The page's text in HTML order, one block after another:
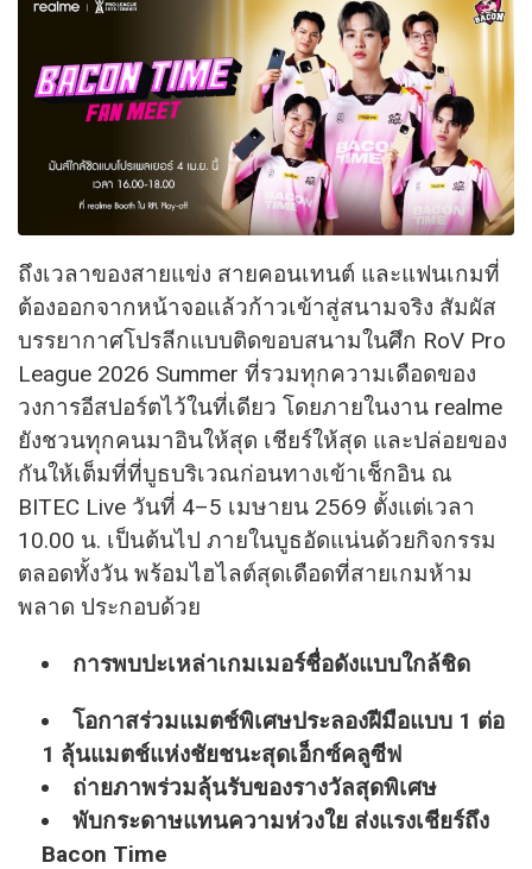
ถึงเวลาของสายแข่ง สายคอนเทนต์ และแฟนเกมที่
ต้องออกจากหน้าจอแล้วก้าวเข้าสู่สนามจริง สัมผัส
บรรยากาศโปรลีกแบบติดขอบสนามในศึก RoV Pro
League 2026 Summer ที่รวมทุกความเดือดของ
วงการอีสปอร์ตไว้ในที่เดียว โดยภายในงาน realme
ยังชวนทุกคนมาอินให้สุด เชียร์ให้สุด และปล่อยของ
กันให้เต็มที่ที่บูธบริเวณก่อนทางเข้าเช็กอิน ณ
BITEC Live วันที่ 4–5 เมษายน 2569 ตั้งแต่เวลา
10.00 น. เป็นต้นไป ภายในบูธอัดแน่นด้วยกิจกรรม
ตลอดทั้งวัน พร้อมไฮไลต์สุดเดือดที่สายเกมห้าม
พลาด ประกอบด้วย
การพบปะเหล่าเกมเมอร์ชื่อดังแบบใกล้ชิด
โอกาสร่วมแมตช์พิเศษประลองฝีมือแบบ 1 ต่อ
1 ลุ้นแมตช์แห่งชัยชนะสุดเอ็กซ์คลูซีฟ
ถ่ายภาพร่วมลุ้นรับของรางวัลสุดพิเศษ
พับกระดาษแทนความห่วงใย ส่งแรงเชียร์ถึง
Bacon Time